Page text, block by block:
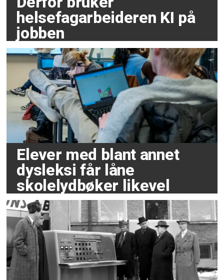
helsefagarbeideren KI på
jobben
Elever med blant annet
dysleksi får låne
skolelydbøker likevel